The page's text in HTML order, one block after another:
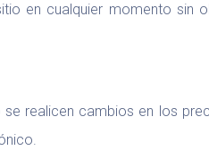
en cualquier momento sin
realicen cambios en los